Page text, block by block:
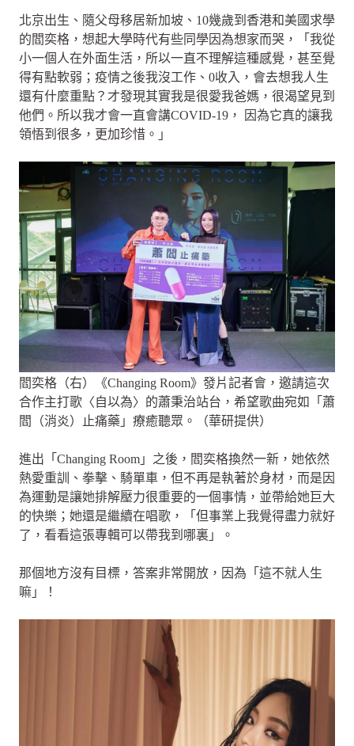
北京出生、隨父母移居新加坡、10幾歲到香港和美國求學
的閻奕格，想起大學時代有些同學因為想家而哭，「我從
小一個人在外面生活，所以一直不理解這種感覺，甚至覺
得有點軟弱；疫情之後我沒工作、0收入，會去想我人生
還有什麼重點？才發現其實我是很愛我爸媽，很渴望見到
他們。所以我才會一直會講COVID-19， 因為它真的讓我
領悟到很多，更加珍惜。」
閻奕格（右）《Changing Room》發片記者會，邀請這次
合作主打歌〈自以為〉的蕭秉治站台，希望歌曲宛如「蕭
閻（消炎）止痛藥」療癒聽眾。（華研提供）
進出「Changing Room」之後，閻奕格換然一新，她依然
熱愛重訓、拳擊、騎單車，但不再是執著於身材，而是因
為運動是讓她排解壓力很重要的一個事情，並帶給她巨大
的快樂；她還是繼續在唱歌，「但事業上我覺得盡力就好
了，看看這張專輯可以帶我到哪裏」。
那個地方沒有目標，答案非常開放，因為「這不就人生
嘛」！